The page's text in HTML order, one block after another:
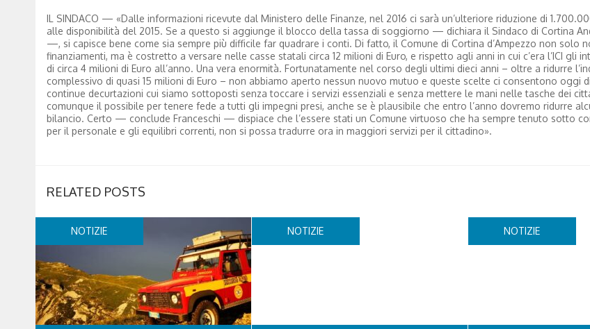
IL SINDACO — «Dalle informazioni ricevute dal Ministero delle Finanze, nel 2016 ci sarà un’ulteriore riduzione di
alle disponibilità del 2015. Se a questo si aggiunge il blocco della tassa di soggiorno — dichiara il Sindaco di Cortina
—, si capisce bene come sia sempre più difficile far quadrare i conti. Di fatto, il Comune di Cortina d’Ampezzo non solo
finanziamenti, ma è costretto a versare nelle casse statali circa 12 milioni di Euro, e rispetto agli anni in cui c’era l’ICI gli
di circa 4 milioni di Euro all’anno. Una vera enormità. Fortunatamente nel corso degli ultimi dieci anni – oltre a ridurre
complessivo di quasi 15 milioni di Euro – non abbiamo aperto nessun nuovo mutuo e queste scelte ci consentono oggi
continue decurtazioni cui siamo sottoposti senza toccare i servizi essenziali e senza mettere le mani nelle tasche dei
comunque il possibile per tenere fede a tutti gli impegni presi, anche se è plausibile che entro l’anno dovremo ridurre
bilancio. Certo — conclude Franceschi — dispiace che l’essere stati un Comune virtuoso che ha sempre tenuto sotto
per il personale e gli equilibri correnti, non si possa tradurre ora in maggiori servizi per il cittadino».
RELATED POSTS
NOTIZIE NOTIZIE NOTIZIE